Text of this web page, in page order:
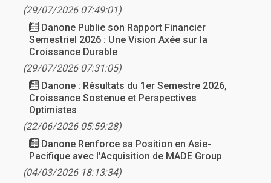
(29/07/2026 07:49:01)
Danone Publie son Rapport Financier
Semestriel 2026 : Une Vision Axée sur la
Croissance Durable
(29/07/2026 07:31:05)
Danone : Résultats du 1er Semestre 2026,
Croissance Sostenue et Perspectives
Optimistes
(22/06/2026 05:59:28)
Danone Renforce sa Position en Asie-
Pacifique avec l'Acquisition de MADE Group
(04/03/2026 18:13:34)